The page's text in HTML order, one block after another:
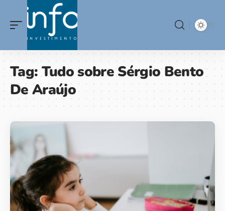
Tag:Tudo sobre Sérgio Bento
De Araújo